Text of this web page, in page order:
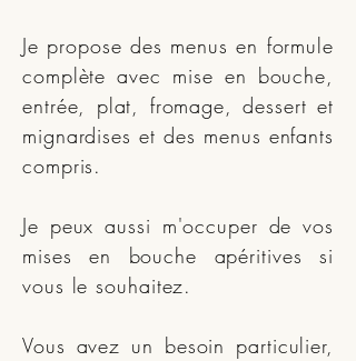
Je propose des menus en formule
complète avec mise en bouche,
entrée, plat, fromage, dessert et
mignardises et des menus enfants
compris.
Je peux aussi m'occuper de vos
mises en bouche apéritives si
vous le souhaitez.
Vous avez un besoin particulier,